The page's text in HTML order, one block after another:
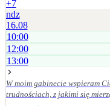
+7
ndz
16.08
10:00
12:00
13:00
W moim gabinecie wspieram
trudnościach, z jakimi się